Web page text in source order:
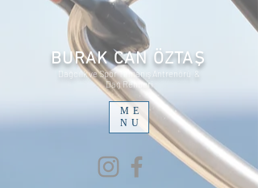
ME
NU
Dağcılık ve Spor Tırmanış Antrenörü &
Dağ Rehberi
BURAK CAN ÖZTAŞ